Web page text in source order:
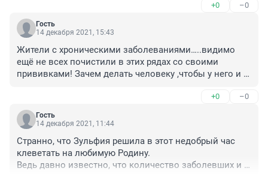
+0 –0
Гость
14 декабря 2021, 15:43
Жители с хроническими заболеваниями…..видимо
ещё не всех почистили в этих рядах со своими
прививками! Зачем делать человеку ,чтобы у него и
+0 –0
Гость
14 декабря 2021, 11:44
Странно, что Зульфия решила в этот недобрый час
клеветать на любимую Родину.
Ведь давно известно, что количество заболевших и